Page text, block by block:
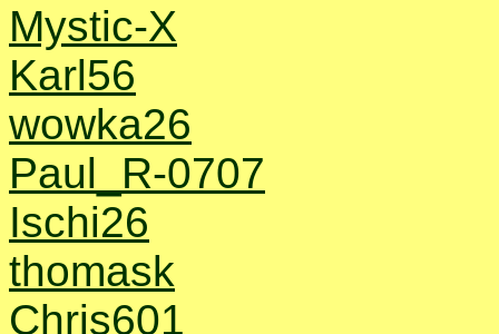
Mystic-X
Karl56
wowka26
Paul_R-0707
Ischi26
thomask
Chris601